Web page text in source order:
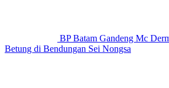
BP Batam Gandeng Mc
Betung di Bendungan Sei Nongsa